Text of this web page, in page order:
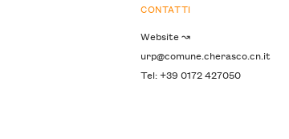
CONTATTI
Website ↝
urp@comune.cherasco.cn.it
Tel: +39 0172 427050